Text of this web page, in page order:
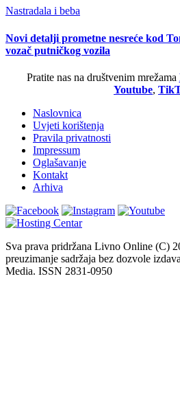
Nastradala i beba
Novi detalji prometne nesreće kod
vozač putničkog vozila
Pratite nas na društvenim mrežama
Youtube,
Naslovnica
Uvjeti korištenja
Pravila privatnosti
Impressum
Oglašavanje
Kontakt
Arhiva
Sva prava pridržana Livno Online (C)
preuzimanje sadržaja bez dozvole
Media. ISSN 2831-0950